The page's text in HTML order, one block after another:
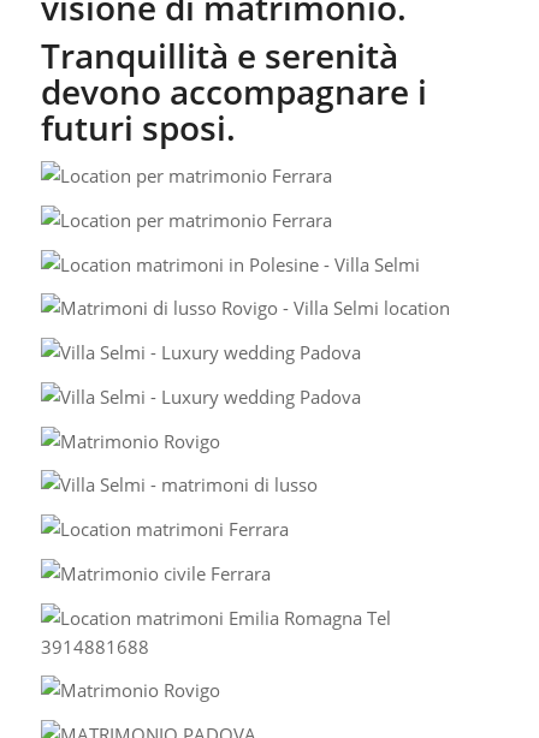
Tranquillità e serenità
devono accompagnare i
futuri sposi.